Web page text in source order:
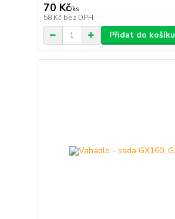
70 Kč/ks
58 Kč bez DPH
Přidat do košíku